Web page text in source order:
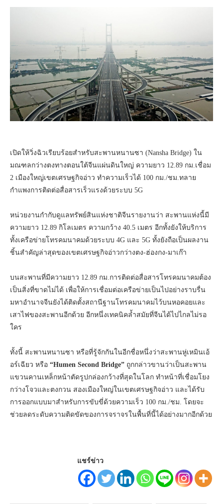
เปิดให้วิ่งฉิวเรียบร้อยสำหรับสะพานหนานซา (Nansha Bridge) ใน
มณฑลกว่างตงทางตอนใต้จีนแผ่นดินใหญ่ ความยาว 12.89 กม.เชื่อม
2 เมืองใหญ่เขตเศรษฐกิจอ่าว ทำความเร็วได้ 100 กม./ชม.ทลาย
กำแพงการติดต่อสื่อสารเร็วแรงด้วยระบบ 5G
หน่วยงานกำกับดูแลทรัพย์สินแห่งชาติจีนรายงานว่า สะพานแห่งนี้มี
ความยาว 12.89 กิโลเมตร ความกว้าง 40.5 เมตร อีกทั้งยังให้บริการ
ทั้งเครือข่ายโทรคมนาคมด้วยระบบ 4G และ 5G ทั้งยังถือเป็นผลงาน
ชิ้นสำคัญล่าสุดของเขตเศรษฐกิจอ่าวกว่างตง-ฮ่องกง-มาเก๊า
บนสะพานที่มีความยาว 12.89 กม.การติดต่อสื่อสารโทรคมนาคมต้อง
เป็นสิ่งที่ขาดไม่ได้ เพื่อให้การเชื่อมต่อเครือข่ายเป็นไปอย่างราบรื่น
มหาอำนาจจีนยังได้ติดตั้งสถานีฐานโทรคมนาคมไว้บนหอคอยและ
เสาไฟของสะพานอีกด้วย อีกหนึ่งเทคนิคล้ำสมัยที่จีนได้ไปไกลไม่รอ
ใคร
ทั้งนี้ สะพานหนานซา หรือที่รู้จักกันในอีกชื่อหนึ่งว่าสะพานหู่เหมินเอ้
อร์เฉียว หรือ “Humen Second Bridge” ถูกกล่าวขานว่าเป็นสะพาน
แขวนคานเหล็กหน้าตัดรูปกล่องกว้างที่สุดในโลก ทำหน้าที่เชื่อมโยง
กว่างโจวและตงกวน สองเมืองใหญ่ในเขตเศรษฐกิจอ่าว และได้รับ
การออกแบบมาสำหรับการขับขี่ด้วยความเร็ว 100 กม./ชม. โดยจะ
ช่วยลดระดับความติดขัดของการจราจรในพื้นที่นี้ได้อย่างมากอีกด้วย
แชร์ข่าว